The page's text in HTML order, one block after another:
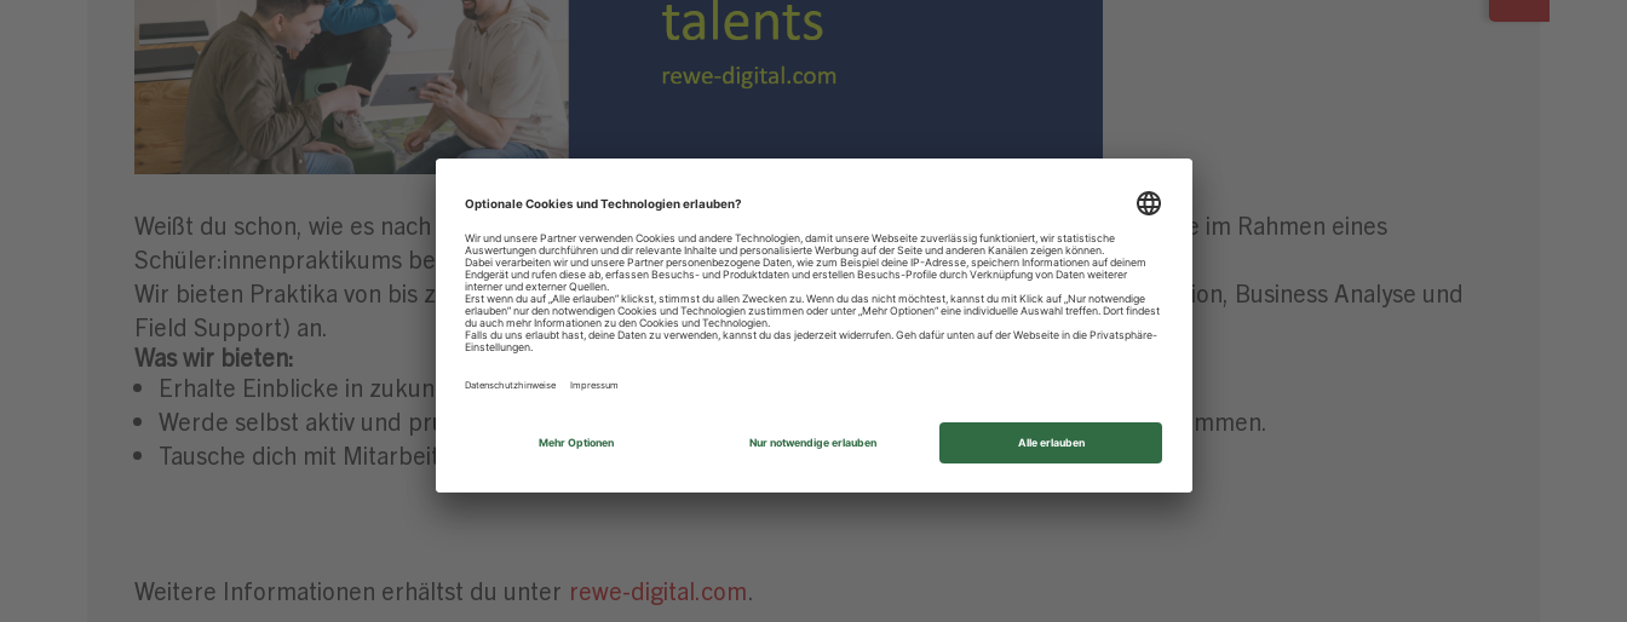
Weißt du schon, wie es nach der Schule für dich weitergeht? Entdecke deine Interessen und Talente im Rahmen eines
Schüler:innenpraktikums bei uns!
Wir bieten Praktika von bis zu drei Wochen im Bereich IT (Anwendungsentwicklung, Systemintegration, Business Analyse und
Field Support) an.
Was wir bieten:
Erhalte Einblicke in zukunftsorientierte Ausbildungs- und Studienberufe.
Werde selbst aktiv und prüfe, ob deine Vorstellungen von einem Beruf mit der Realität übereinstimmen.
Tausche dich mit Mitarbeiter:innen, Auszubildenen und dual Studierenden vor Ort aus.
Weitere Informationen erhältst du unter rewe-digital.com